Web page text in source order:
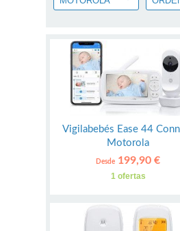
Vigilabebés Ease 44
Motorola
Desde 199,90 €
1 ofertas